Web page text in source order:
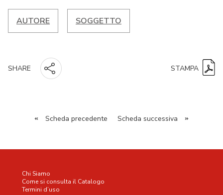
AUTORE SOGGETTO
SHARE STAMPA
« Scheda precedente Scheda successiva »
Chi Siamo
Come si consulta il Catalogo
Termini d’uso